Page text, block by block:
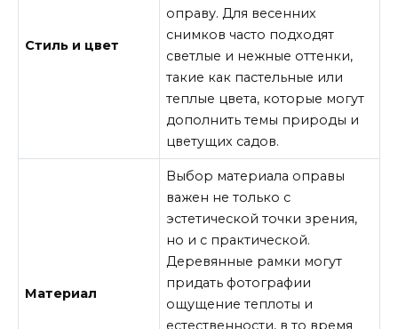
Стиль и цвет
оправу. Для весенних
снимков часто подходят
светлые и нежные оттенки,
такие как пастельные или
теплые цвета, которые могут
дополнить темы природы и
цветущих садов.
Материал
Выбор материала оправы
важен не только с
эстетической точки зрения,
но и с практической.
Деревянные рамки могут
придать фотографии
ощущение теплоты и
естественности, в то время